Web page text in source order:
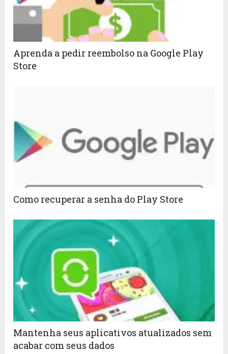
Aprenda a pedir reembolso na Google Play
Store
Como recuperar a senha do Play Store
Mantenha seus aplicativos atualizados sem
acabar com seus dados